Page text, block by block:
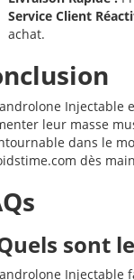
Service Client
achat.
Injectable
leur masse
dans le
dès
sont
Injectable